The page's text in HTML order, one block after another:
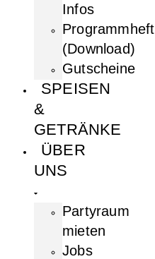
Infos
Programmheft
(Download)
Gutscheine
SPEISEN
&
GETRÄNKE
ÜBER
UNS
Partyraum
mieten
Jobs